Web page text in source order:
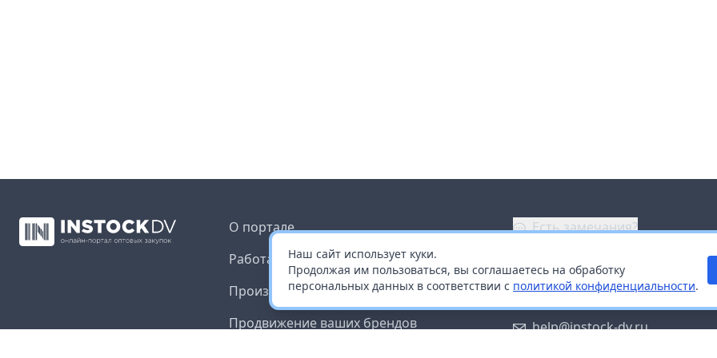
Наш сайт использует куки.
Продолжая им пользоваться, вы соглашаетесь на обработку
персональных данных в соответствии с политикой конфиденциальности.
О портале
Работа с платформой
Производителям и дистрибьюторам
Продвижение ваших брендов
Есть замечания?
Заказать звонок
help@instock-dv.ru